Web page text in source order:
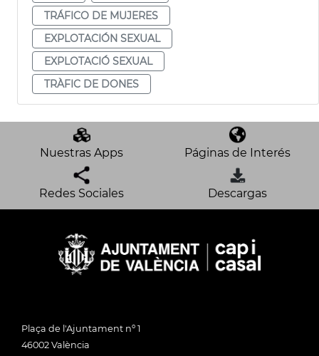
TRÁFICO DE MUJERES
EXPLOTACIÓN SEXUAL
EXPLOTACIÓ SEXUAL
TRÀFIC DE DONES
Nuestras Apps Páginas de Interés
Redes Sociales Descargas
Plaça de l'Ajuntament nº 1
46002 València